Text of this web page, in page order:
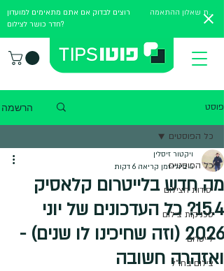
רוצים לבדוק אם אתם מתאימים למועדון
חדר כושר לצילום?
מלאו את שאלון ההתאמה
פוסט הרשמה
כל הפוסטים
יסודות הצילום
טכניקות צילום
לייטרום
צילום בחו"ל
כל הפוסטים
מה חדש בלייטרום קלאסיק
15.4? כל העדכונים של יוני
2026 (וזה שחיכינו לו שנים) -
ואזהרה חשובה
ויקטור זיסלין
4 ביולי
זמן קריאה 6 דקות